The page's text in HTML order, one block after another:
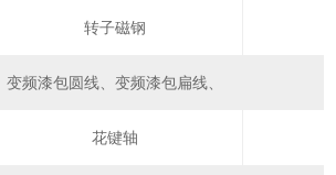
转子磁钢
变频漆包圆线、变频漆包扁线、
花键轴